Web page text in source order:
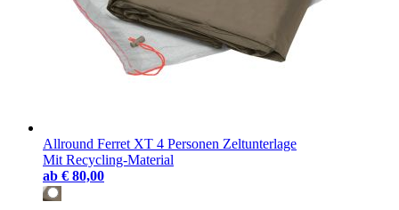
Allround Ferret XT 4 Personen Zeltunterlage
Mit Recycling-Material
ab € 80,00